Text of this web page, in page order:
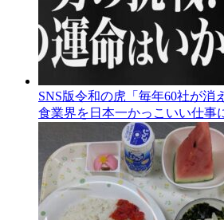
SNS版令和の虎「毎年60社が消
食業界を日本一かっこいい仕事